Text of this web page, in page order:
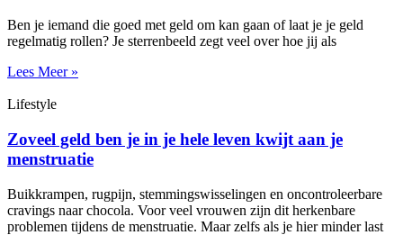
Ben je iemand die goed met geld om kan gaan of laat je je geld
regelmatig rollen? Je sterrenbeeld zegt veel over hoe jij als
Lees Meer »
Lifestyle
Zoveel geld ben je in je hele leven kwijt aan je
menstruatie
Buikkrampen, rugpijn, stemmingswisselingen en oncontroleerbare
cravings naar chocola. Voor veel vrouwen zijn dit herkenbare
problemen tijdens de menstruatie. Maar zelfs als je hier minder last